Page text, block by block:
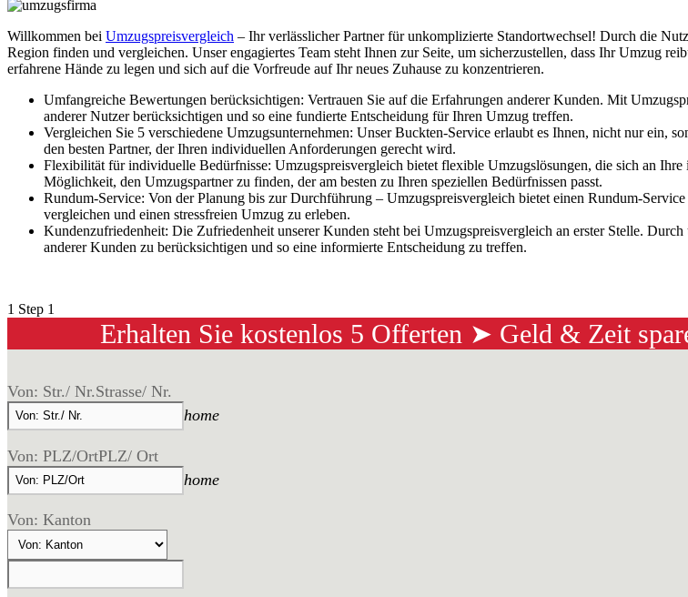
Willkommen bei Umzugspreisvergleich – Ihr verlässlicher Partner für unkomplizierte Standortwechsel! Durch die
Region finden und vergleichen. Unser engagiertes Team steht Ihnen zur Seite, um sicherzustellen, dass Ihr Umzug
erfahrene Hände zu legen und sich auf die Vorfreude auf Ihr neues Zuhause zu konzentrieren.
Umfangreiche Bewertungen berücksichtigen: Vertrauen Sie auf die Erfahrungen anderer Kunden. Mit
anderer Nutzer berücksichtigen und so eine fundierte Entscheidung für Ihren Umzug treffen.
Vergleichen Sie 5 verschiedene Umzugsunternehmen: Unser Buckten-Service erlaubt es Ihnen, nicht nur ein,
den besten Partner, der Ihren individuellen Anforderungen gerecht wird.
Flexibilität für individuelle Bedürfnisse: Umzugspreisvergleich bietet flexible Umzugslösungen, die sich an
Möglichkeit, den Umzugspartner zu finden, der am besten zu Ihren speziellen Bedürfnissen passt.
Rundum-Service: Von der Planung bis zur Durchführung – Umzugspreisvergleich bietet einen Rundum-
vergleichen und einen stressfreien Umzug zu erleben.
Kundenzufriedenheit: Die Zufriedenheit unserer Kunden steht bei Umzugspreisvergleich an erster Stelle.
anderer Kunden zu berücksichtigen und so eine informierte Entscheidung zu treffen.
1 Step 1
Erhalten Sie kostenlos 5 Offerten ➤ Geld & Zeit
Von: Str./ Nr.Strasse/ Nr.
home
Von: PLZ/OrtPLZ/ Ort
home
Von: Kanton